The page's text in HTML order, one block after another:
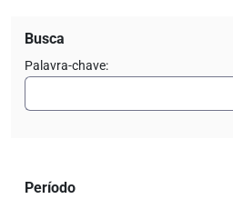
Busca
Palavra-chave:
Período